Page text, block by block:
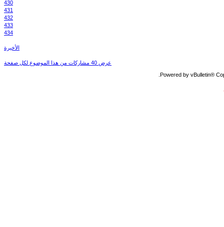
430
431
432
433
434
الأخيرة
عرض 40 مشاركات من هذا الموضوع لكل صفحة
Powered by vBulletin®